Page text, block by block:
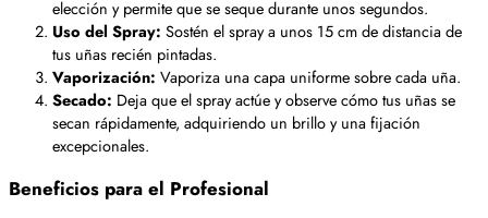
elección y permite que se seque durante unos segundos.
Uso del Spray: Sostén el spray a unos 15 cm de distancia de
tus uñas recién pintadas.
Vaporización: Vaporiza una capa uniforme sobre cada uña.
Secado: Deja que el spray actúe y observe cómo tus uñas se
secan rápidamente, adquiriendo un brillo y una fijación
excepcionales.
Beneficios para el Profesional